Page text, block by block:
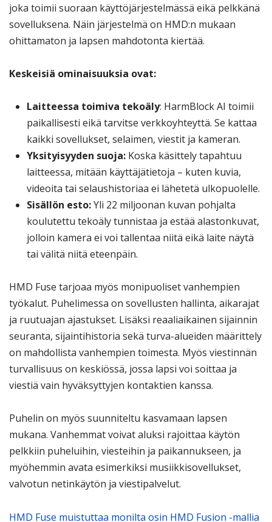
joka toimii suoraan käyttöjärjestelmässä eikä pelkkänä
sovelluksena. Näin järjestelmä on HMD:n mukaan
ohittamaton ja lapsen mahdotonta kiertää.
Keskeisiä ominaisuuksia ovat:
Laitteessa toimiva tekoäly: HarmBlock AI toimii
paikallisesti eikä tarvitse verkkoyhteyttä. Se kattaa
kaikki sovellukset, selaimen, viestit ja kameran.
Yksityisyyden suoja:Koska käsittely tapahtuu
laitteessa, mitään käyttäjätietoja – kuten kuvia,
videoita tai selaushistoriaa ei lähetetä ulkopuolelle.
Sisällön esto:Yli 22 miljoonan kuvan pohjalta
koulutettu tekoäly tunnistaa ja estää alastonkuvat,
jolloin kamera ei voi tallentaa niitä eikä laite näytä
tai välitä niitä eteenpäin.
HMD Fuse tarjoaa myös monipuoliset vanhempien
työkalut. Puhelimessa on sovellusten hallinta, aikarajat
ja ruutuajan ajastukset. Lisäksi reaaliaikainen sijainnin
seuranta, sijaintihistoria sekä turva-alueiden määrittely
on mahdollista vanhempien toimesta. Myös viestinnän
turvallisuus on keskiössä, jossa lapsi voi soittaa ja
viestiä vain hyväksyttyjen kontaktien kanssa.
Puhelin on myös suunniteltu kasvamaan lapsen
mukana. Vanhemmat voivat aluksi rajoittaa käytön
pelkkiin puheluihin, viesteihin ja paikannukseen, ja
myöhemmin avata esimerkiksi musiikkisovellukset,
valvotun netinkäytön ja viestipalvelut.
HMD Fuse muistuttaa monilta osin HMD Fusion -mallia